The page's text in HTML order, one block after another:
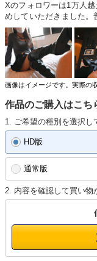
Xのフォロワーは1万人
めしていただきました
美しさは存じ上げてて
コックそのもの…！最近
せており、完璧な絶対領
踏まれたくなるに決ま
ンポリンしたり、圧迫顔
レイも…全てにおいて容
あんま／顔踏み／顔面騎
画像はイメージです。実際の
作品のご購入はこち
1. ご希望の種別を選択し
HD版
通常版
2. 内容を確認して買い物